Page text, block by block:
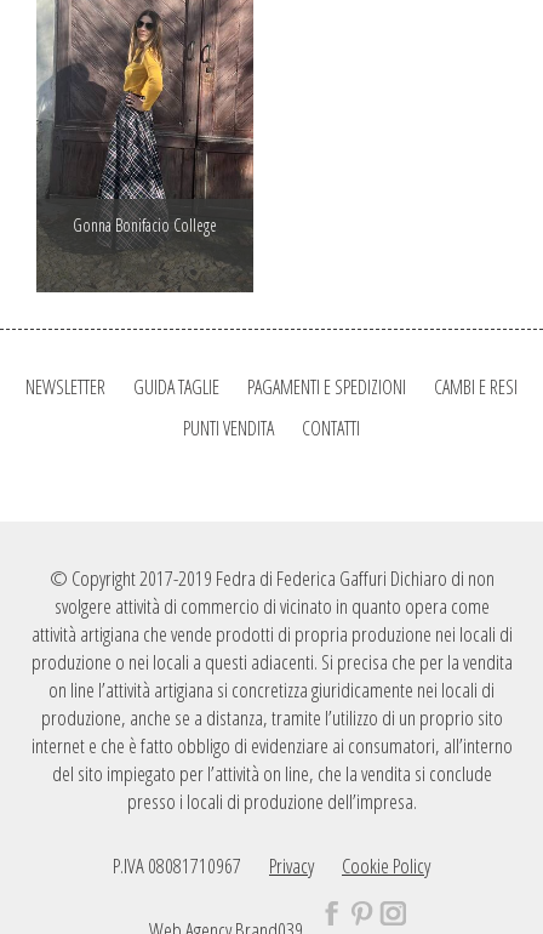
Gonna Bonifacio College
NEWSLETTER GUIDA TAGLIE PAGAMENTI E SPEDIZIONI
CAMBI E RESI
PUNTI VENDITA
CONTATTI
© Copyright 2017-2019 Fedra di Federica Gaffuri Dichiaro di non
svolgere attività di commercio di vicinato in quanto opera come
attività artigiana che vende prodotti di propria produzione nei locali di
produzione o nei locali a questi adiacenti. Si precisa che per la vendita
on line l’attività artigiana si concretizza giuridicamente nei locali di
produzione, anche se a distanza, tramite l’utilizzo di un proprio sito
internet e che è fatto obbligo di evidenziare ai consumatori, all’interno
del sito impiegato per l’attività on line, che la vendita si conclude
presso i locali di produzione dell’impresa.
P.IVA 08081710967 Privacy Cookie Policy